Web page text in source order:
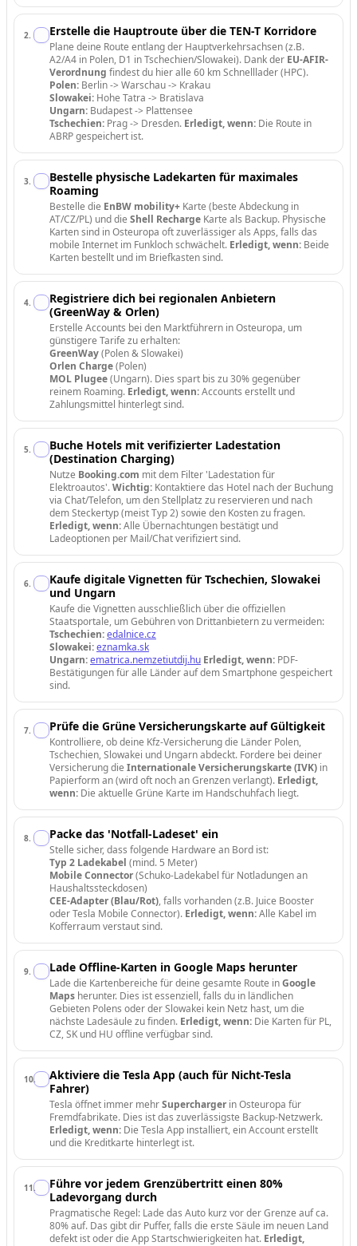
2. Erstelle die Hauptroute über die TEN-T Korridore
Plane deine Route entlang der Hauptverkehrsachsen (z.B.
A2/A4 in Polen, D1 in Tschechien/Slowakei). Dank der EU-AFIR-
Verordnung findest du hier alle 60 km Schnelllader (HPC).
Polen: Berlin -> Warschau -> Krakau
Slowakei: Hohe Tatra -> Bratislava
Ungarn: Budapest -> Plattensee
Tschechien: Prag -> Dresden. Erledigt, wenn: Die Route in
ABRP gespeichert ist.
3.
Bestelle physische Ladekarten für maximales
Roaming
Bestelle die EnBW mobility+ Karte (beste Abdeckung in
AT/CZ/PL) und die Shell Recharge Karte als Backup. Physische
Karten sind in Osteuropa oft zuverlässiger als Apps, falls das
mobile Internet im Funkloch schwächelt. Erledigt, wenn: Beide
Karten bestellt und im Briefkasten sind.
4.
Registriere dich bei regionalen Anbietern
(GreenWay & Orlen)
Erstelle Accounts bei den Marktführern in Osteuropa, um
günstigere Tarife zu erhalten:
GreenWay(Polen & Slowakei)
Orlen Charge(Polen)
MOL Plugee(Ungarn). Dies spart bis zu 30% gegenüber
reinem Roaming. Erledigt, wenn:Accounts erstellt und
Zahlungsmittel hinterlegt sind.
5.
Buche Hotels mit verifizierter Ladestation
(Destination Charging)
Nutze Booking.com mit dem Filter 'Ladestation für
Elektroautos'.Wichtig: Kontaktiere das Hotel nach der Buchung
via Chat/Telefon, um den Stellplatz zu reservieren und nach
dem Steckertyp (meist Typ 2) sowie den Kosten zu fragen.
Erledigt, wenn:Alle Übernachtungen bestätigt und
Ladeoptionen per Mail/Chat verifiziert sind.
6.
Kaufe digitale Vignetten für Tschechien, Slowakei
und Ungarn
Kaufe die Vignetten ausschließlich über die offiziellen
Staatsportale, um Gebühren von Drittanbietern zu vermeiden:
Tschechien:edalnice.cz
Slowakei:eznamka.sk
Ungarn:ematrica.nemzetiutdij.hu Erledigt, wenn: PDF-
Bestätigungen für alle Länder auf dem Smartphone gespeichert
sind.
7. Prüfe die Grüne Versicherungskarte auf Gültigkeit
Kontrolliere, ob deine Kfz-Versicherung die Länder Polen,
Tschechien, Slowakei und Ungarn abdeckt. Fordere bei deiner
Versicherung die Internationale Versicherungskarte (IVK) in
Papierform an (wird oft noch an Grenzen verlangt). Erledigt,
wenn: Die aktuelle Grüne Karte im Handschuhfach liegt.
8. Packe das 'Notfall-Ladeset' ein
Stelle sicher, dass folgende Hardware an Bord ist:
Typ 2 Ladekabel (mind. 5 Meter)
Mobile Connector(Schuko-Ladekabel für Notladungen an
Haushaltssteckdosen)
CEE-Adapter (Blau/Rot), falls vorhanden (z.B. Juice Booster
oder Tesla Mobile Connector). Erledigt, wenn:Alle Kabel im
Kofferraum verstaut sind.
9. Lade Offline-Karten in Google Maps herunter
Lade die Kartenbereiche für deine gesamte Route inGoogle
Maps herunter. Dies ist essenziell, falls du in ländlichen
Gebieten Polens oder der Slowakei kein Netz hast, um die
nächste Ladesäule zu finden. Erledigt, wenn: Die Karten für PL,
CZ, SK und HU offline verfügbar sind.
10.
Aktiviere die Tesla App (auch für Nicht-Tesla
Fahrer)
Tesla öffnet immer mehrSupercharger in Osteuropa für
Fremdfabrikate. Dies ist das zuverlässigste Backup-Netzwerk.
Erledigt, wenn: Die Tesla App installiert, ein Account erstellt
und die Kreditkarte hinterlegt ist.
11.
Führe vor jedem Grenzübertritt einen 80%
Ladevorgang durch
Pragmatische Regel: Lade das Auto kurz vor der Grenze auf ca.
80% auf. Das gibt dir Puffer, falls die erste Säule im neuen Land
defekt ist oder die App Startschwierigkeiten hat. Erledigt,